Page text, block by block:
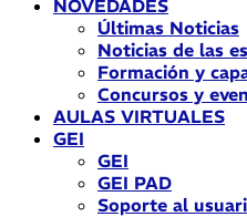
NOVEDADES
Últimas Noticias
Noticias de las
Formación y
Concursos y
AULAS VIRTUALES
GEI
GEI
GEI PAD
Soporte al